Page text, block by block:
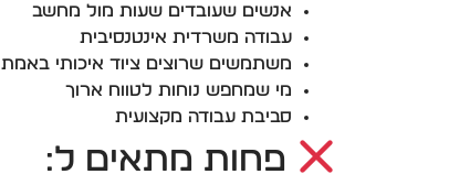
אנשים שעובדים שעות מול מחשב
עבודה משרדית אינטנסיבית
משתמשים שרוצים ציוד איכותי באמת
מי שמחפש נוחות לטווח ארוך
סביבת עבודה מקצועית
פחות מתאים ל: